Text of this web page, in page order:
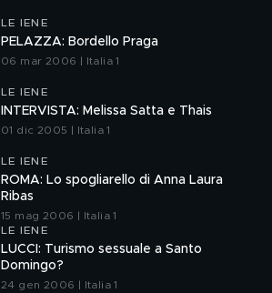
LE IENE
PELAZZA: Bordello Praga
06 mar 2006 | Italia 1
LE IENE
INTERVISTA: Melissa Satta e Thais
01 dic 2005 | Italia 1
LE IENE
ROMA: Lo spogliarello di Anna Laura
Ribas
15 mag 2006 | Italia 1
LE IENE
LUCCI: Turismo sessuale a Santo
Domingo?
24 gen 2006 | Italia 1